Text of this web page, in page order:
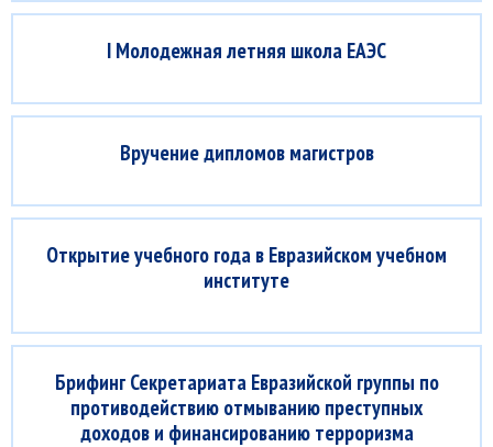
I Молодежная летняя школа ЕАЭС
Вручение дипломов магистров
Открытие учебного года в Евразийском учебном
институте
Брифинг Секретариата Евразийской группы по
противодействию отмыванию преступных
доходов и финансированию терроризма